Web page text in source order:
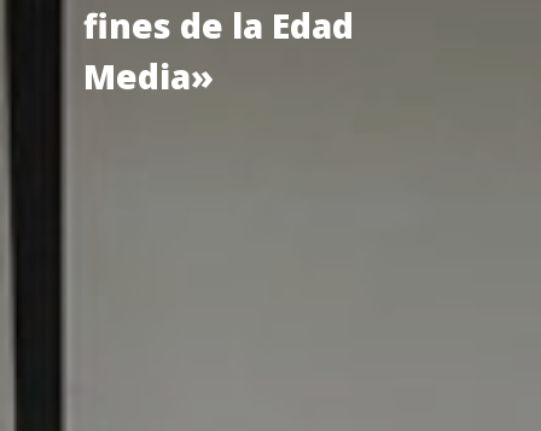
fines de la Edad
Media»